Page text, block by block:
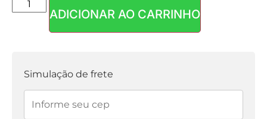
Parcelas:ADICIONAR AO CARRINHO
Simulação de frete